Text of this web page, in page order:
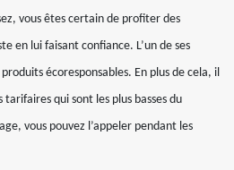
vous êtes certain de profiter des
en lui faisant confiance. L’un de ses
écoresponsables. En plus de cela, il
qui sont les plus basses du
vous pouvez l’appeler pendant les